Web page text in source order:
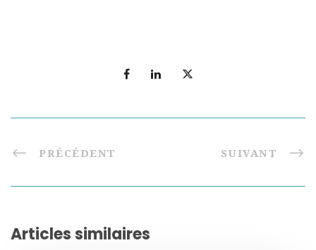
PRÉCÉDENT SUIVANT
Articles similaires